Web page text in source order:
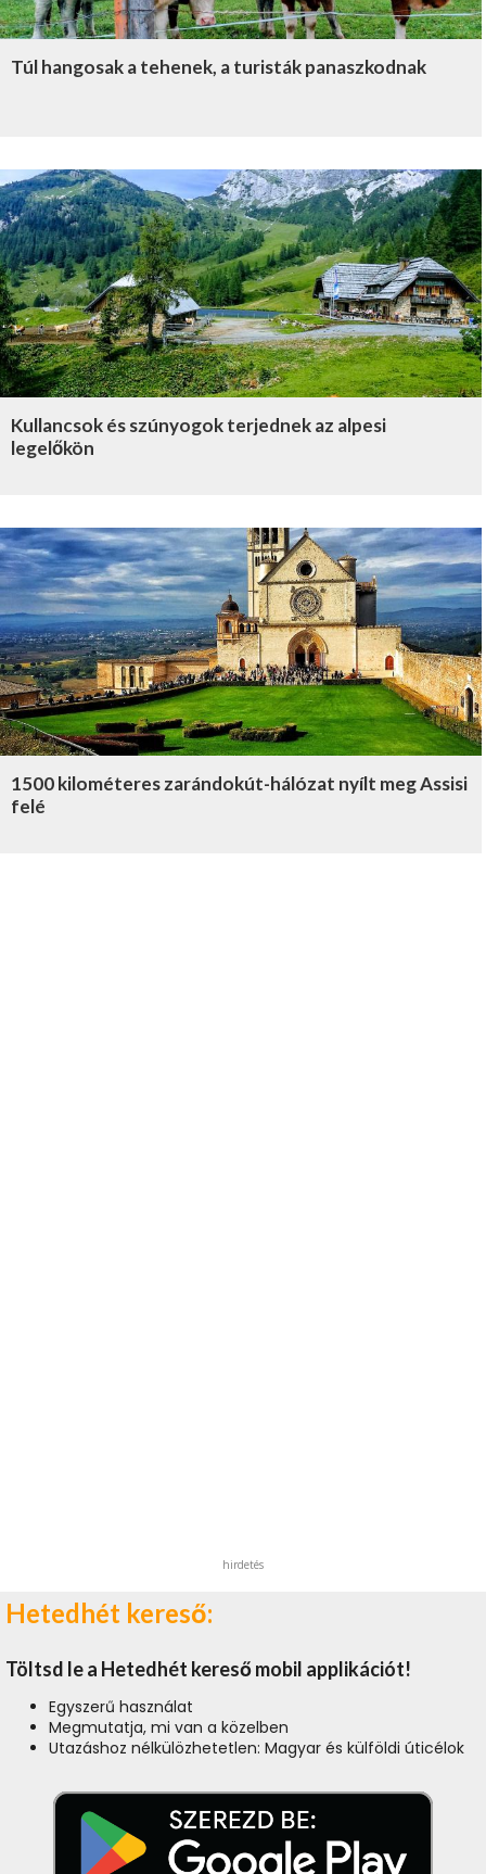
Túl hangosak a tehenek, a turisták panaszkodnak
Kullancsok és szúnyogok terjednek az alpesi
legelőkön
1500 kilométeres zarándokút-hálózat nyílt meg Assisi
felé
hirdetés
Hetedhét kereső:
Töltsd le a Hetedhét kereső mobil applikációt!
Egyszerű használat
Megmutatja, mi van a közelben
Utazáshoz nélkülözhetetlen: Magyar és külföldi úticélok